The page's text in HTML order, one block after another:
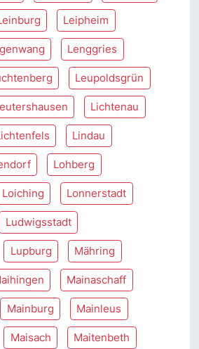
Leipheim
Lenggries
Leupoldsgrün
Lichtenau
Lindau
Lohberg
Loiching Lonnerstadt
Ludwigsstadt
Lupburg Mähring
Mainaschaff
Mainburg Mainleus
Maisach Maitenbeth